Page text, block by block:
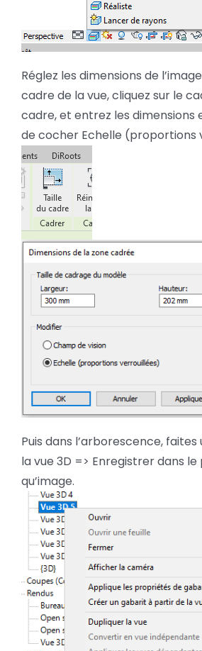
Réglez les dimensions de
cadre de la vue, cliquez sur le
cadre, et entrez les dimensions
de cocher Echelle (proportions
Puis dans l’arborescence,
la vue 3D => Enregistrer dans
qu’image.